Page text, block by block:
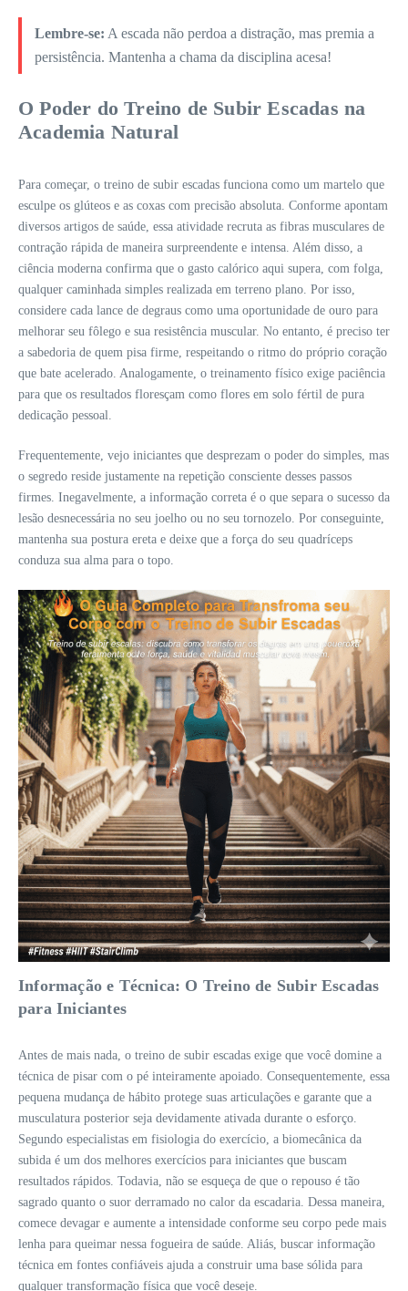
Lembre-se: A escada não perdoa a distração, mas premia a
persistência. Mantenha a chama da disciplina acesa!
O Poder do Treino de Subir Escadas na
Academia Natural
Para começar, o treino de subir escadas funciona como um martelo que
esculpe os glúteos e as coxas com precisão absoluta. Conforme apontam
diversos artigos de saúde, essa atividade recruta as fibras musculares de
contração rápida de maneira surpreendente e intensa. Além disso, a
ciência moderna confirma que o gasto calórico aqui supera, com folga,
qualquer caminhada simples realizada em terreno plano. Por isso,
considere cada lance de degraus como uma oportunidade de ouro para
melhorar seu fôlego e sua resistência muscular. No entanto, é preciso ter
a sabedoria de quem pisa firme, respeitando o ritmo do próprio coração
que bate acelerado. Analogamente, o treinamento físico exige paciência
para que os resultados floresçam como flores em solo fértil de pura
dedicação pessoal.
Frequentemente, vejo iniciantes que desprezam o poder do simples, mas
o segredo reside justamente na repetição consciente desses passos
firmes. Inegavelmente, a informação correta é o que separa o sucesso da
lesão desnecessária no seu joelho ou no seu tornozelo. Por conseguinte,
mantenha sua postura ereta e deixe que a força do seu quadríceps
conduza sua alma para o topo.
Informação e Técnica: O Treino de Subir Escadas
para Iniciantes
Antes de mais nada, o treino de subir escadas exige que você domine a
técnica de pisar com o pé inteiramente apoiado. Consequentemente, essa
pequena mudança de hábito protege suas articulações e garante que a
musculatura posterior seja devidamente ativada durante o esforço.
Segundo especialistas em fisiologia do exercício, a biomecânica da
subida é um dos melhores exercícios para iniciantes que buscam
resultados rápidos. Todavia, não se esqueça de que o repouso é tão
sagrado quanto o suor derramado no calor da escadaria. Dessa maneira,
comece devagar e aumente a intensidade conforme seu corpo pede mais
lenha para queimar nessa fogueira de saúde. Aliás, buscar informação
técnica em fontes confiáveis ajuda a construir uma base sólida para
qualquer transformação física que você deseje.